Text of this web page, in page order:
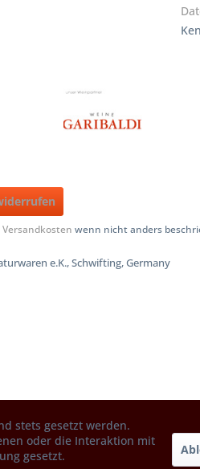
Versandkosten wenn nicht anders
e.K., Schwifting, Germany
stets gesetzt werden.
oder die Interaktion mit
gesetzt.